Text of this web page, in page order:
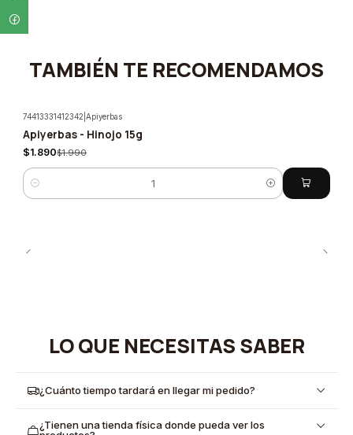
TAMBIÉN TE RECOMENDAMOS
-5%
74413331412342 |Apiyerbas
Apiyerbas - Hinojo 15g
$1.890$1.990
Cantidad
LO QUE NECESITAS SABER
¿Cuánto tiempo tardará en llegar mi pedido?
¿Tienen una tienda física donde pueda ver los